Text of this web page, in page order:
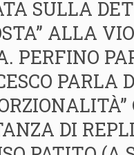
SULLA
ALLA
PERFINO
PARLA
DI